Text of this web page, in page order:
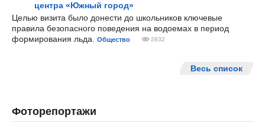
центра «Южный город»
Целью визита было донести до школьников ключевые
правила безопасного поведения на водоемах в период
формирования льда.
Общество 2832
Весь список
Фоторепортажи